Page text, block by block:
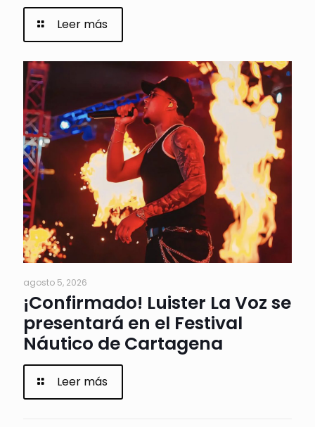
Leer más
agosto 5, 2026
¡Confirmado! Luister La Voz se
presentará en el Festival
Náutico de Cartagena
Leer más